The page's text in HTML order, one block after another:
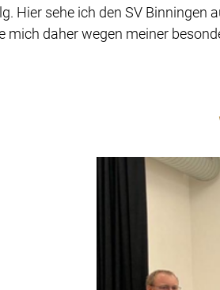
Hier sehe ich den SV Binningen
mich daher wegen meiner